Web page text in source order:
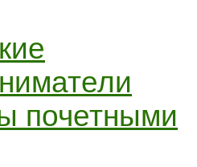
почетными